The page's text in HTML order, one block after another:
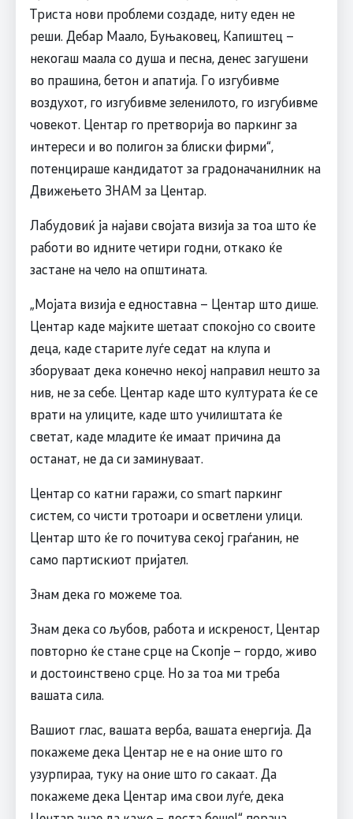
Триста нови проблеми создаде, ниту еден не
реши. Дебар Маало, Буњаковец, Капиштец –
некогаш маала со душа и песна, денес загушени
во прашина, бетон и апатија. Го изгубивме
воздухот, го изгубивме зеленилото, го изгубивме
човекот. Центар го претворија во паркинг за
интереси и во полигон за блиски фирми“,
потенцираше кандидатот за градоначанилник на
Движењето ЗНАМ за Центар.
Лабудовиќ ја најави својата визија за тоа што ќе
работи во идните четири годни, откако ќе
застане на чело на општината.
„Мојата визија е едноставна – Центар што дише.
Центар каде мајките шетаат спокојно со своите
деца, каде старите луѓе седат на клупа и
зборуваат дека конечно некој направил нешто за
нив, не за себе. Центар каде што културата ќе се
врати на улиците, каде што училиштата ќе
светат, каде младите ќе имаат причина да
останат, не да си заминуваат.
Центар со катни гаражи, со smart паркинг
систем, со чисти тротоари и осветлени улици.
Центар што ќе го почитува секој граѓанин, не
само партискиот пријател.
Знам дека го можеме тоа.
Знам дека со љубов, работа и искреност, Центар
повторно ќе стане срце на Скопје – гордо, живо
и достоинствено срце. Но за тоа ми треба
вашата сила.
Вашиот глас, вашата верба, вашата енергија. Да
покажеме дека Центар не е на оние што го
узурпираа, туку на оние што го сакаат. Да
покажеме дека Центар има свои луѓе, дека